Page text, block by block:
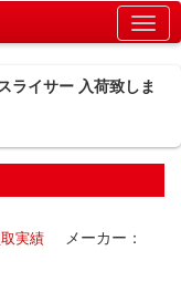
ライサー 入荷致しま
実績 メーカー：